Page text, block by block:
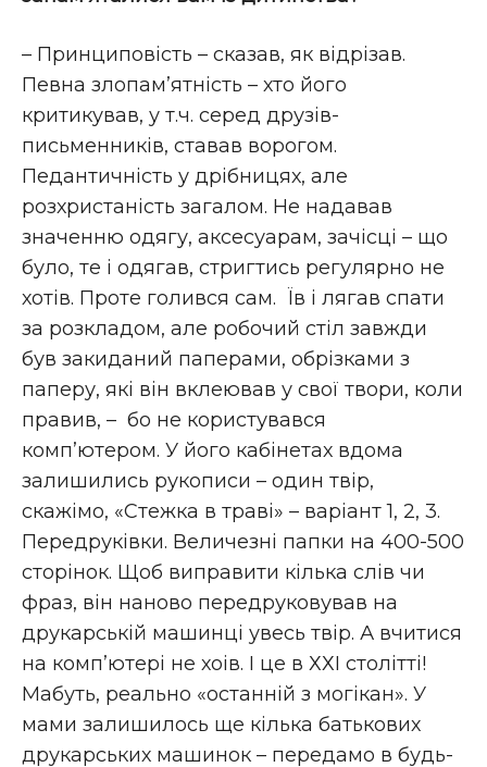
– Принциповість – сказав, як відрізав.
Певна злопам’ятність – хто його
критикував, у т.ч. серед друзів-
письменників, ставав ворогом.
Педантичність у дрібницях, але
розхристаність загалом. Не надавав
значенню одягу, аксесуарам, зачісці – що
було, те і одягав, стригтись регулярно не
хотів. Проте голився сам. Їв і лягав спати
за розкладом, але робочий стіл завжди
був закиданий паперами, обрізками з
паперу, які він вклеював у свої твори, коли
правив, – бо не користувався
комп’ютером. У його кабінетах вдома
залишились рукописи – один твір,
скажімо, «Стежка в траві» – варіант 1, 2, 3.
Передруківки. Величезні папки на 400-500
сторінок. Щоб виправити кілька слів чи
фраз, він наново передруковував на
друкарській машинці увесь твір. А вчитися
на комп’ютері не хоів. І це в ХХІ столітті!
Мабуть, реально «останній з могікан». У
мами залишилось ще кілька батькових
друкарських машинок – передамо в будь-